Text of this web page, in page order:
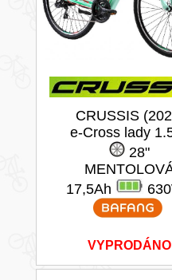
CRUSSIS
e-Cross lady
28"
17,5Ah
VYPRODÁNO